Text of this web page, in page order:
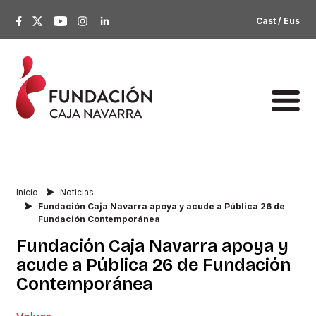
Cast / Eus
Inicio
Noticias
Fundación Caja Navarra apoya y acude a Pública 26 de
Fundación Contemporánea
Fundación Caja Navarra apoya y
acude a Pública 26 de Fundación
Contemporánea